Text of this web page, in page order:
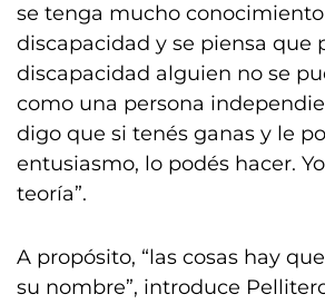
se tenga mucho
discapacidad y se piensa que
discapacidad alguien no se
como una persona
digo que si tenés ganas y le
entusiasmo, lo podés hacer.
teoría”.
A propósito, “las cosas hay
su nombre”, introduce